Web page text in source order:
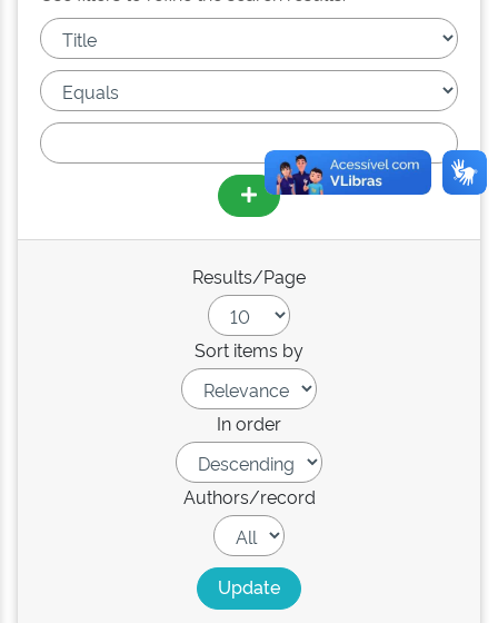
Results/Page
Sort items by
In order
Authors/record